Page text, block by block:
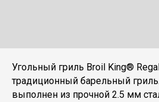
Угольный гриль Broil King®
традиционный барельный
выполнен из прочной 2.5 мм